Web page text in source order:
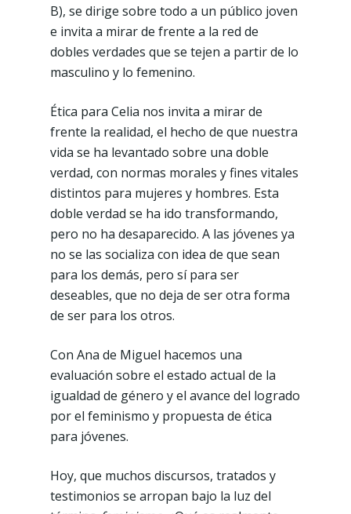
B), se dirige sobre todo a un público joven
e invita a mirar de frente a la red de
dobles verdades que se tejen a partir de lo
masculino y lo femenino.
Ética para Celia nos invita a mirar de
frente la realidad, el hecho de que nuestra
vida se ha levantado sobre una doble
verdad, con normas morales y fines vitales
distintos para mujeres y hombres. Esta
doble verdad se ha ido transformando,
pero no ha desaparecido. A las jóvenes ya
no se las socializa con idea de que sean
para los demás, pero sí para ser
deseables, que no deja de ser otra forma
de ser para los otros.
Con Ana de Miguel hacemos una
evaluación sobre el estado actual de la
igualdad de género y el avance del logrado
por el feminismo y propuesta de ética
para jóvenes.
Hoy, que muchos discursos, tratados y
testimonios se arropan bajo la luz del